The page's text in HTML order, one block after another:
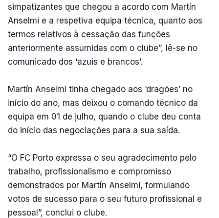
simpatizantes que chegou a acordo com Martín
Anselmi e a respetiva equipa técnica, quanto aos
termos relativos à cessação das funções
anteriormente assumidas com o clube”, lê-se no
comunicado dos ‘azuis e brancos’.
Martín Anselmi tinha chegado aos ‘dragões’ no
início do ano, mas deixou o comando técnico da
equipa em 01 de julho, quando o clube deu conta
do início das negociações para a sua saída.
“O FC Porto expressa o seu agradecimento pelo
trabalho, profissionalismo e compromisso
demonstrados por Martín Anselmi, formulando
votos de sucesso para o seu futuro profissional e
pessoal”, conclui o clube.